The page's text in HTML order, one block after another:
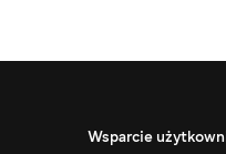
Wsparcie